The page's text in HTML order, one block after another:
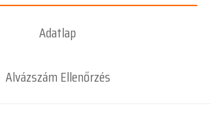
Adatlap
Alvázszám Ellenőrzés